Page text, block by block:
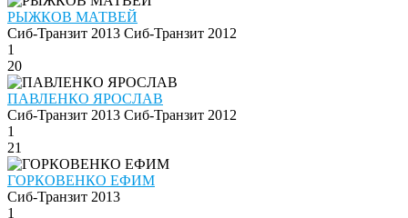
РЫЖКОВ МАТВЕЙ
Сиб-Транзит 2013 Сиб-Транзит 2012
1
20
ПАВЛЕНКО ЯРОСЛАВ
Сиб-Транзит 2013 Сиб-Транзит 2012
1
21
ГОРКОВЕНКО ЕФИМ
Сиб-Транзит 2013
1